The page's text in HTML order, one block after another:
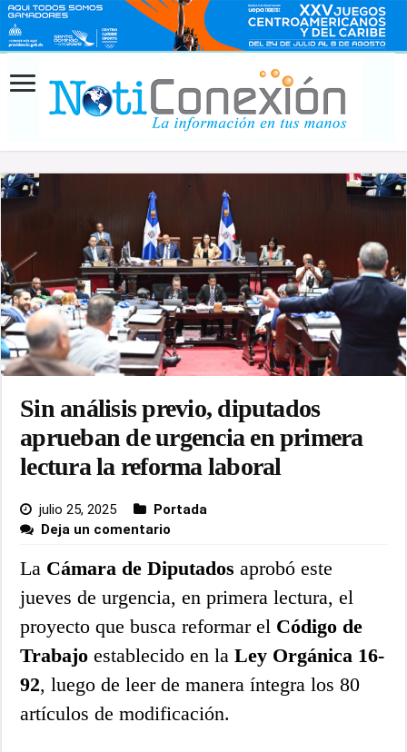
Sin análisis previo, diputados
aprueban de urgencia en primera
lectura la reforma laboral
julio 25, 2025
Portada
Deja un comentario
La Cámara de Diputados aprobó este
jueves de urgencia, en primera lectura, el
proyecto que busca reformar el Código de
Trabajo establecido en laLey Orgánica 16-
92, luego de leer de manera íntegra los 80
artículos de modificación.